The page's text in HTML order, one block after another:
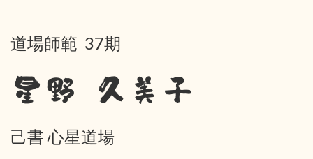
道場師範 37期
星野 久美子
己書 心星道場